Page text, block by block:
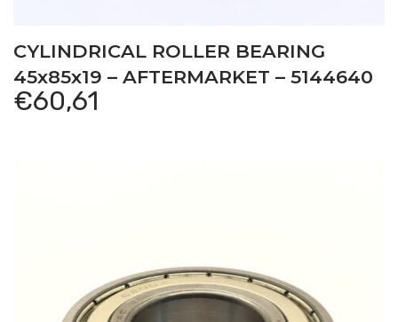
CYLINDRICAL ROLLER BEARING
45x85x19 – AFTERMARKET – 5144640
€60,61